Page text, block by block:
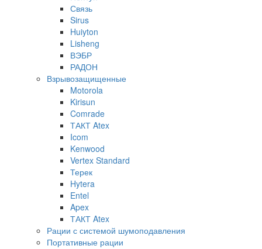
Связь
Sirus
Huiyton
Lisheng
ВЭБР
РАДОН
Взрывозащищенные
Motorola
Kirisun
Comrade
ТАКТ Atex
Icom
Kenwood
Vertex Standard
Терек
Hytera
Entel
Apex
ТАКТ Atex
Рации с системой шумоподавления
Портативные рации